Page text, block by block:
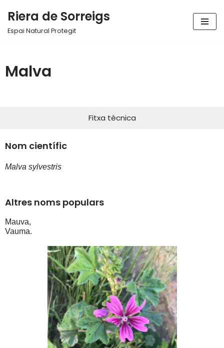
Vés
Riera de Sorreigs
Espai Natural Protegit
Malva
Fitxa tècnica
Nom científic
Malva sylvestris
Altres noms populars
Mauva,
Vauma.